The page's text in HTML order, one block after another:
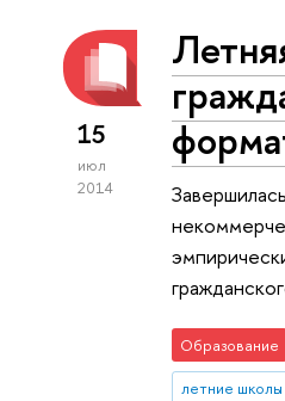
15
июл
2014
Образование
летние школы